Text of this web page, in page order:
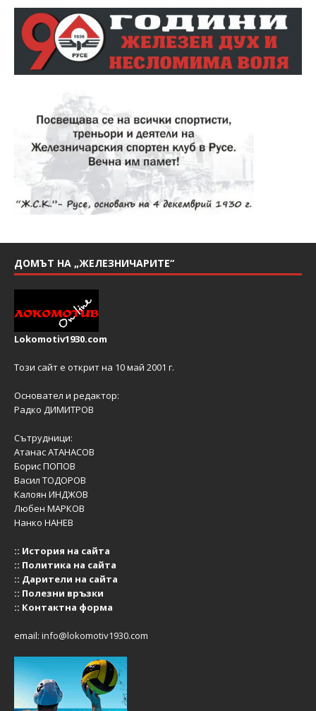
ДОМЪТ НА „ЖЕЛЕЗНИЧАРИТЕ“
Lokomotiv1930.com
Този сайт е открит на 10 май 2001 г.
Основател и редактор:
Радко ДИМИТРОВ
Сътрудници:
Атанас АТАНАСОВ
Борис ПОПОВ
Васил ТОДОРОВ
Калоян ИНДЖОВ
Любен МАРКОВ
Нанко НАНЕВ
:: История на сайта
:: Политика на сайта
:: Дарители на сайта
:: Полезни връзки
:: Контактна форма
email: info@lokomotiv1930.com